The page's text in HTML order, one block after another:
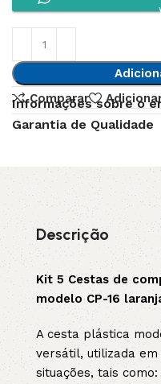
Comparar
Informações sobre o
Garantia de Qualidade
Descrição
Kit 5 Cestas de
modelo CP-16
A cesta plástica
versátil, utilizada em
situações, tais